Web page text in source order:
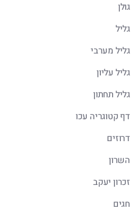
גולן
גליל
גליל מערבי
גליל עליון
גליל תחתון
דף קטוגריה עכו
דרוזים
השרון
זכרון יעקב
חגים